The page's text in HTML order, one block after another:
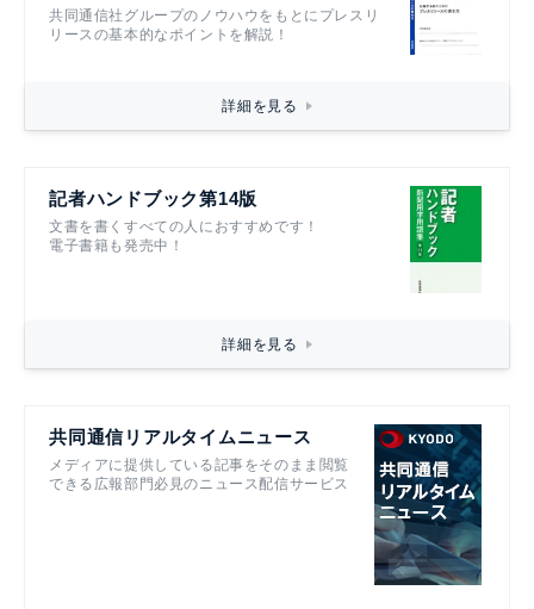
共同通信社グループのノウハウをもとにプレスリ
リースの基本的なポイントを解説！
詳細を見る
記者ハンドブック第14版
文書を書くすべての人におすすめです！
電子書籍も発売中！
詳細を見る
共同通信リアルタイムニュース
メディアに提供している記事をそのまま閲覧
できる広報部門必見のニュース配信サービス